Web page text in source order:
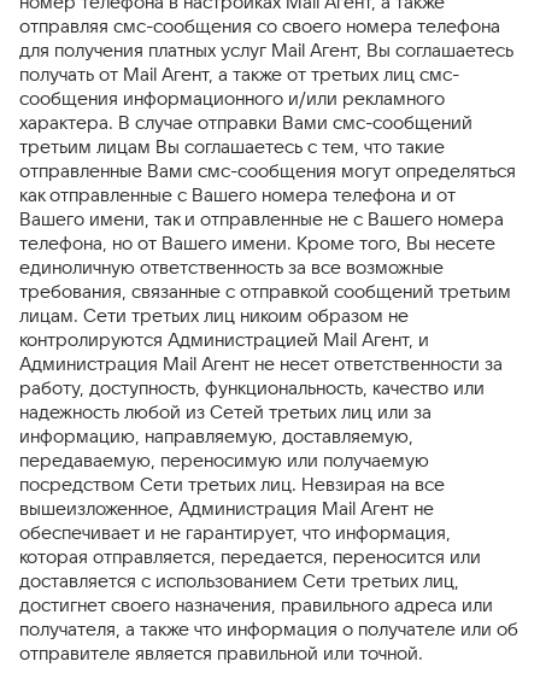
отправляя смс-сообщения со своего номера телефона
для получения платных услуг Mail Агент, Вы соглашаетесь
получать от Mail Агент, а также от третьих лиц смс-
сообщения информационного и/или рекламного
характера. В случае отправки Вами смс-сообщений
третьим лицам Вы соглашаетесь с тем, что такие
отправленные Вами смс-сообщения могут определяться
как отправленные с Вашего номера телефона и от
Вашего имени, так и отправленные не с Вашего номера
телефона, но от Вашего имени. Кроме того, Вы несете
единоличную ответственность за все возможные
требования, связанные с отправкой сообщений третьим
лицам. Сети третьих лиц никоим образом не
контролируются Администрацией Mail Агент, и
Администрация Mail Агент не несет ответственности за
работу, доступность, функциональность, качество или
надежность любой из Сетей третьих лиц или за
информацию, направляемую, доставляемую,
передаваемую, переносимую или получаемую
посредством Сети третьих лиц. Невзирая на все
вышеизложенное, Администрация Mail Агент не
обеспечивает и не гарантирует, что информация,
которая отправляется, передается, переносится или
доставляется с использованием Сети третьих лиц,
достигнет своего назначения, правильного адреса или
получателя, а также что информация о получателе или об
отправителе является правильной или точной.